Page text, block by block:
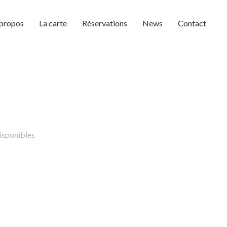
La carte Réservations News Contact